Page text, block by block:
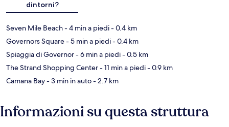
dintorni?
Seven Mile Beach- 4 min a piedi- 0.4 km
Governors Square- 5 min a piedi- 0.4 km
Spiaggia di Governor- 6 min a piedi- 0.5 km
The Strand Shopping Center- 11 min a piedi- 0.9 km
Camana Bay- 3 min in auto- 2.7 km
Informazioni su questa struttura